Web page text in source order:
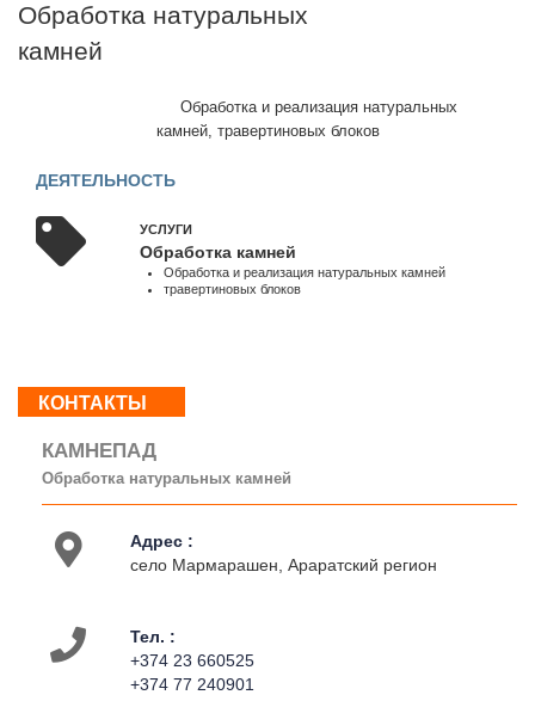
Рабочие
Пн
18:00
Выходной
Контакты
Деятельность
Обработка натуральных
камней
Обработка и реализация натуральных
камней, травертиновых блоков
ДЕЯТЕЛЬНОСТЬ
УСЛУГИ
Обработка камней
Обработка и реализация натуральных камней
травертиновых блоков
КОНТАКТЫ
КАМНЕПАД
Обработка натуральных камней
Адрес :
село Мармарашен, Араратский регион
Тел. :
+374 23 660525
+374 77 240901